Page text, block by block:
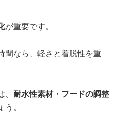
が重要です。
間なら、軽さと着脱性を重
耐水性素材・フードの調整
。